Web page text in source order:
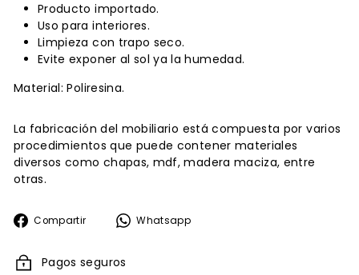
Producto importado.
Uso para interiores.
Limpieza con trapo seco.
Evite exponer al sol ya la humedad.
Material: Poliresina.
La fabricación del mobiliario está compuesta por varios
procedimientos que puede contener materiales
diversos como chapas, mdf, madera maciza, entre
otras.
Compartir
CompartirWhatsapp
Pagos seguros